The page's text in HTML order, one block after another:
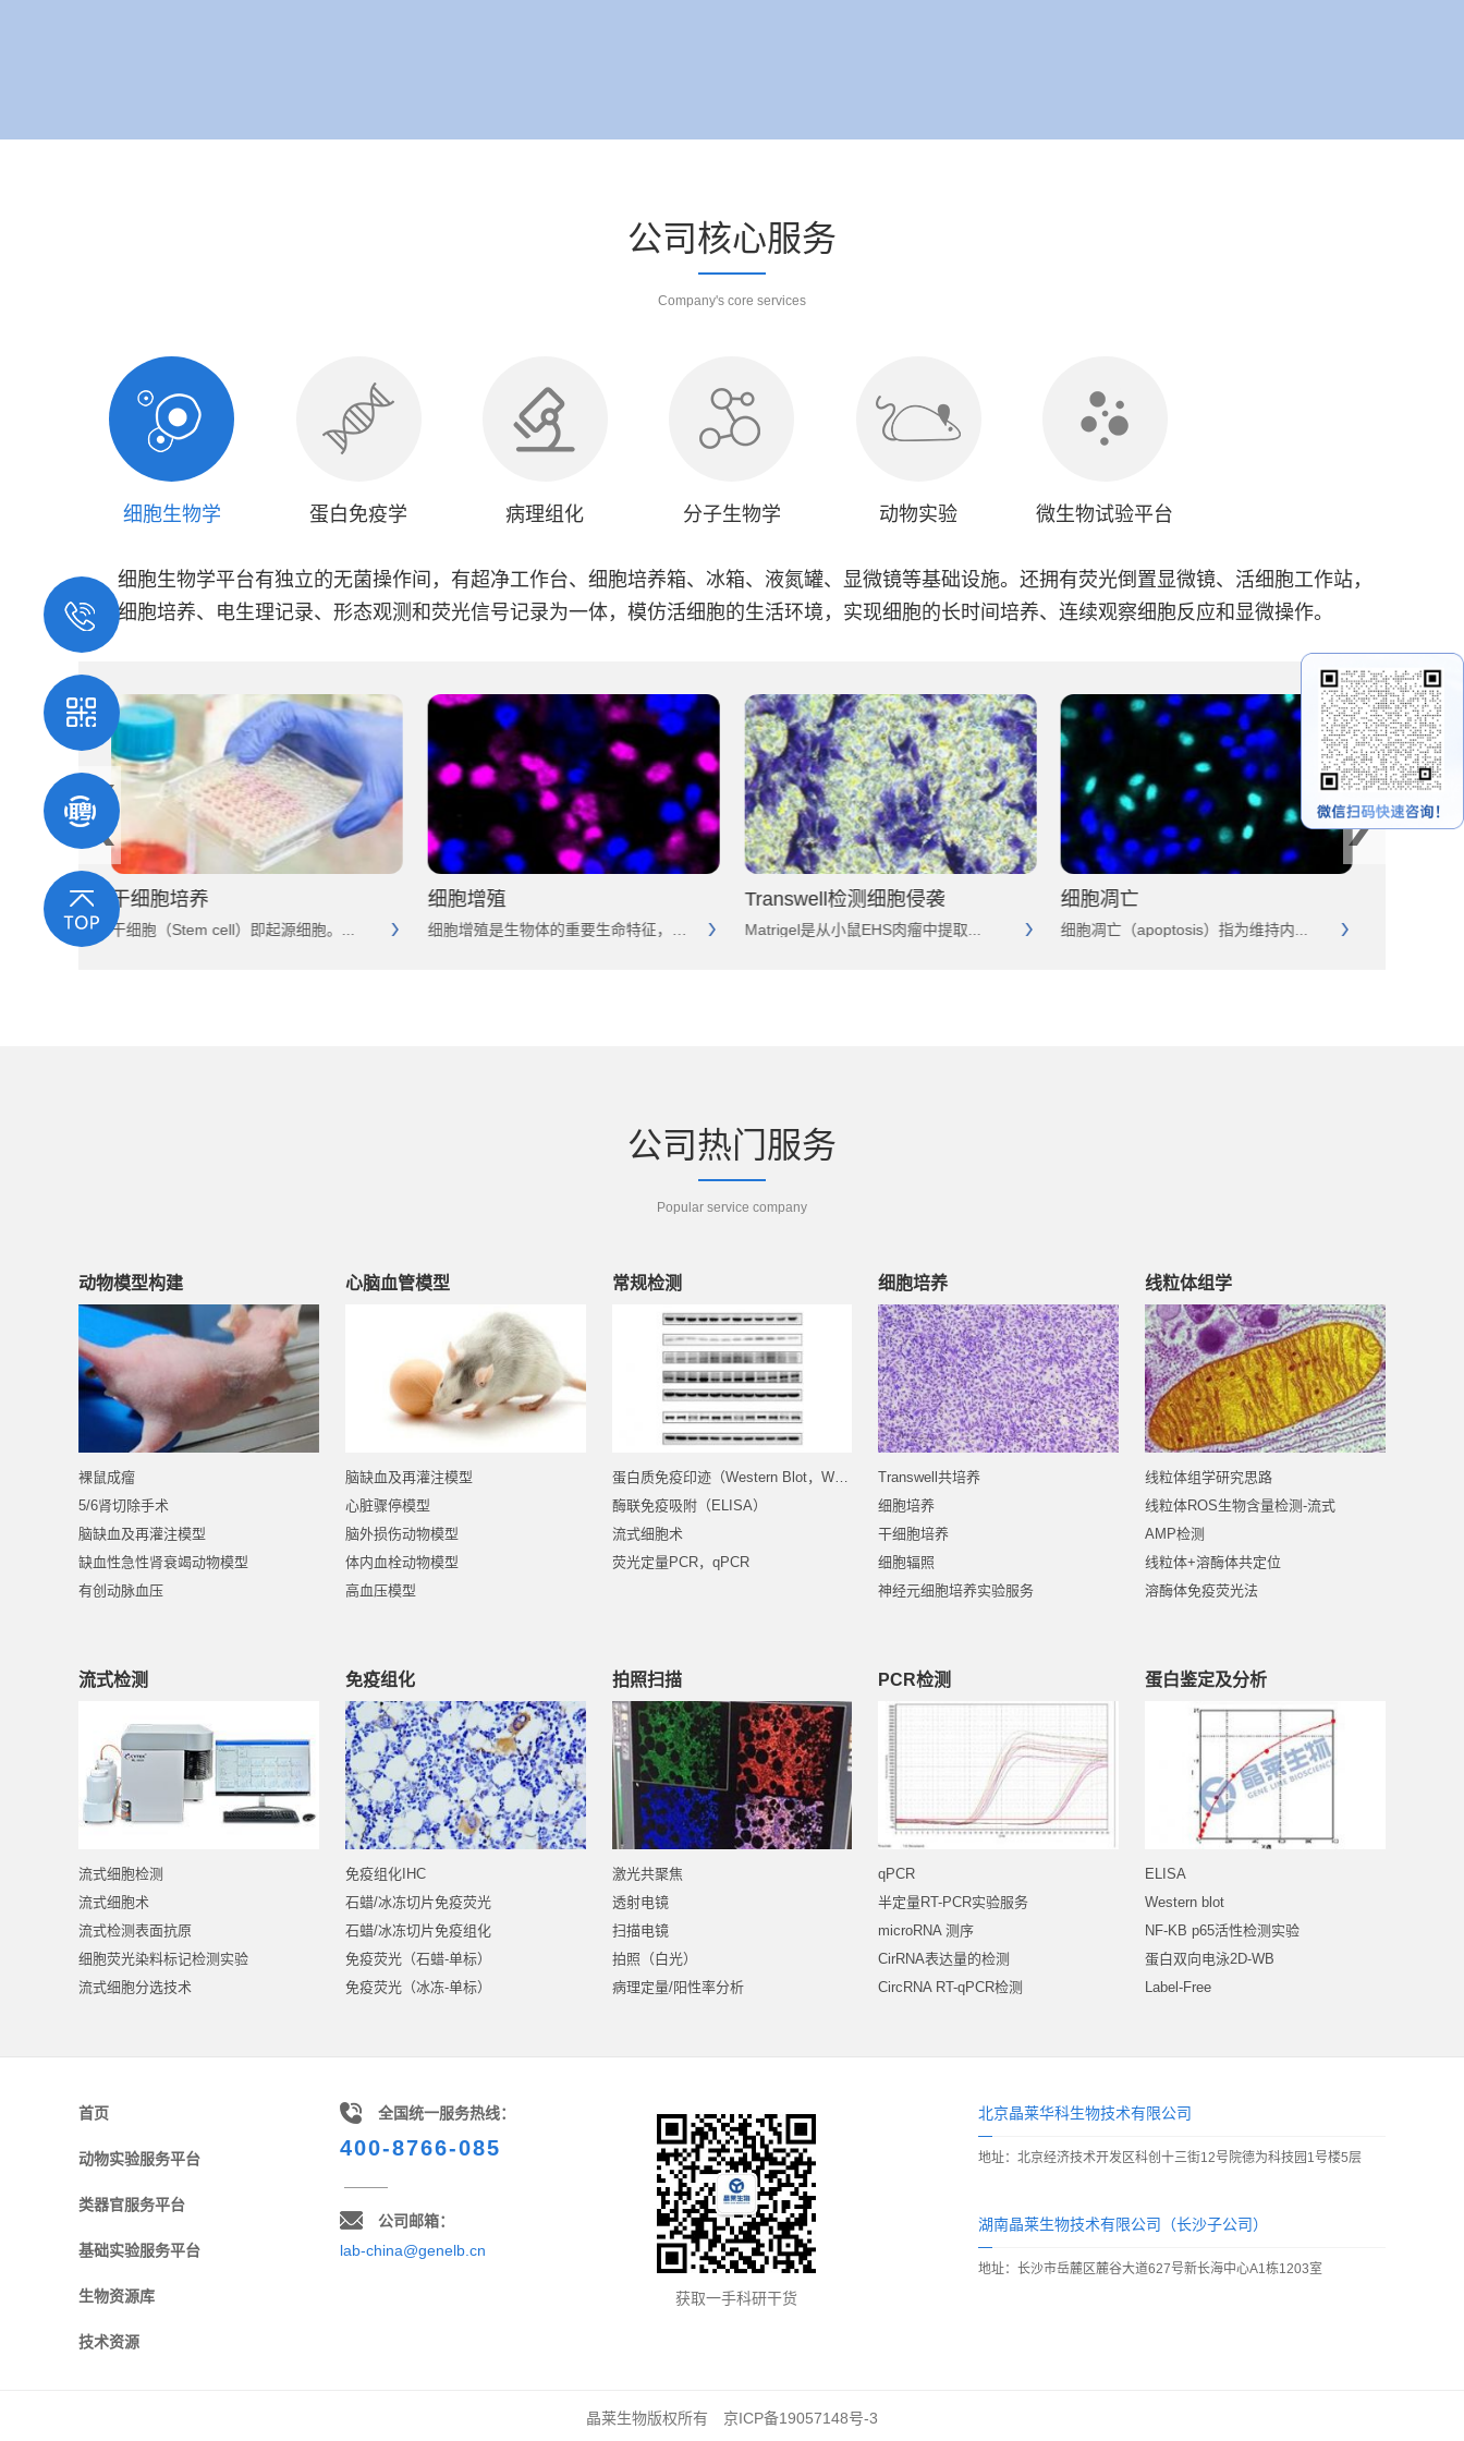
公司核心服务
Company's core services
细胞生物学 蛋白免疫学 病理组化 分子生物学 动物实验 微生物试验平台
细胞生物学平台有独立的无菌操作间，有超净工作台、细胞培养箱、冰箱、液氮罐、显微镜等基础设施。还拥有荧光倒置显微镜、活细胞工作站，
可集细胞培养、电生理记录、形态观测和荧光信号记录为一体，模仿活细胞的生活环境，实现细胞的长时间培养、连续观察细胞反应和显微操作。
干细胞培养
干细胞（Stem cell）即起源细胞。...
细胞增殖 Transwell检测细胞侵袭
Matrigel是从小鼠EHS肉瘤中提取...
细胞凋亡
细胞凋亡（apoptosis）指为维持内...
公司热门服务
Popular service company
动物模型构建
裸鼠成瘤
5/6肾切除手术
脑缺血及再灌注模型
缺血性急性肾衰竭动物模型
有创动脉血压
心脑血管模型
脑缺血及再灌注模型
心脏骤停模型
脑外损伤动物模型
体内血栓动物模型
高血压模型
常规检测
蛋白质免疫印迹（Western Blot，WB ）
酶联免疫吸附（ELISA）
流式细胞术
荧光定量PCR，qPCR
细胞培养
Transwell共培养
细胞培养
干细胞培养
细胞辐照
神经元细胞培养实验服务
线粒体组学
线粒体组学研究思路
线粒体ROS生物含量检测-流式
AMP检测
线粒体+溶酶体共定位
溶酶体免疫荧光法
流式检测
流式细胞检测
流式细胞术
流式检测表面抗原
细胞荧光染料标记检测实验
流式细胞分选技术
免疫组化
免疫组化IHC
石蜡/冰冻切片免疫荧光
石蜡/冰冻切片免疫组化
免疫荧光（石蜡-单标）
免疫荧光（冰冻-单标）
拍照扫描
激光共聚焦
透射电镜
扫描电镜
拍照（白光）
病理定量/阳性率分析
PCR检测
qPCR
半定量RT-PCR实验服务
microRNA 测序
CirRNA表达量的检测
CircRNA RT-qPCR检测
蛋白鉴定及分析
ELISA
Western blot
NF-KB p65活性检测实验
蛋白双向电泳2D-WB
Label-Free
首页
动物实验服务平台
类器官服务平台
基础实验服务平台
生物资源库
技术资源
全国统一服务热线：
400-8766-085
公司邮箱：
lab-china@genelb.cn
获取一手科研干货
北京晶莱华科生物技术有限公司
地址：北京经济技术开发区科创十三街12号院德为科技园1号楼5层
湖南晶莱生物技术有限公司（长沙子公司）
地址：长沙市岳麓区麓谷大道627号新长海中心A1栋1203室
晶莱生物版权所有 京ICP备19057148号-3